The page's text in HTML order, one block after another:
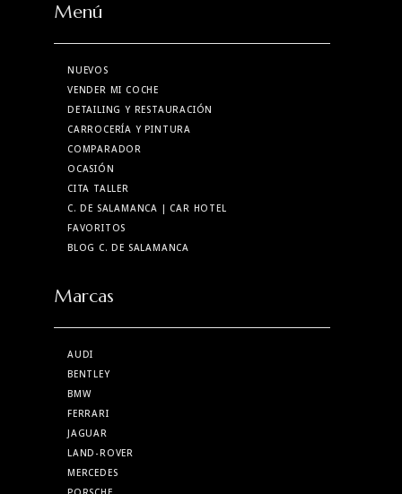
Menú
NUEVOS
VENDER MI COCHE
DETAILING Y RESTAURACIÓN
CARROCERÍA Y PINTURA
COMPARADOR
OCASIÓN
CITA TALLER
C. DE SALAMANCA | CAR HOTEL
FAVORITOS
BLOG C. DE SALAMANCA
Marcas
AUDI
BENTLEY
BMW
FERRARI
JAGUAR
LAND-ROVER
MERCEDES